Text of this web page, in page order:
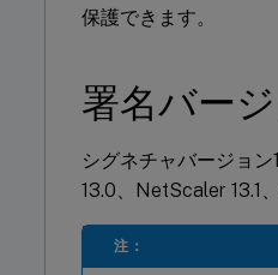
保護できます。
署名バー
シグネチャバージョ
13.0、NetScaler 13.1
注：